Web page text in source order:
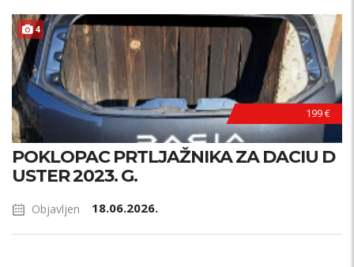
4
199 €
POKLOPAC PRTLJAŽNIKA ZA DACIU D
USTER 2023. G.
Objavljen 18.06.2026.